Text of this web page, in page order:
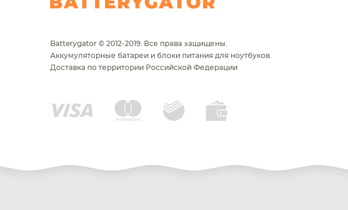
Batterygator © 2012-2019. Все права защищены.
Аккумуляторные батареи и блоки питания для ноутбуков.
Доставка по территории Российской Федерации